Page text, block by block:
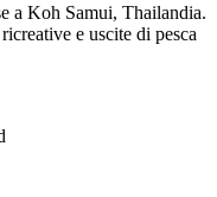
a Koh Samui, Thailandia.
e uscite di pesca